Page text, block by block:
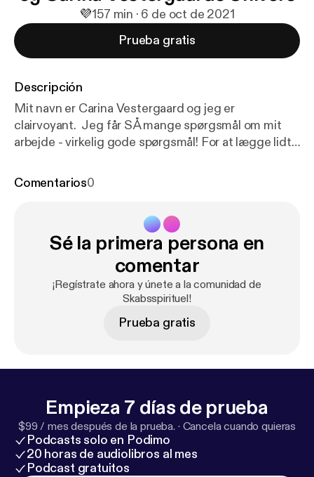
💜157 min · 6 de oct de 2021
Prueba gratis
Descripción
Mit navn er Carina Vestergaard og jeg er
clairvoyant. Jeg får SÅ mange spørgsmål om mit
arbejde - virkelig gode spørgsmål! For at lægge lidt
ladet mig interviewe af min kære søster - Pernille
omtaler i podcasten er den der er linket til lige her:
ttps://www.facebook.com/groups/carinavestergaar
Comentarios0
Sé la primera persona en
comentar
¡Regístrate ahora y únete a la comunidad de
Skabsspirituel!
Prueba gratis
Empieza 7 días de prueba
$99 / mes después de la prueba. · Cancela cuando quieras
Podcasts solo en Podimo
20 horas de audiolibros al mes
Podcast gratuitos